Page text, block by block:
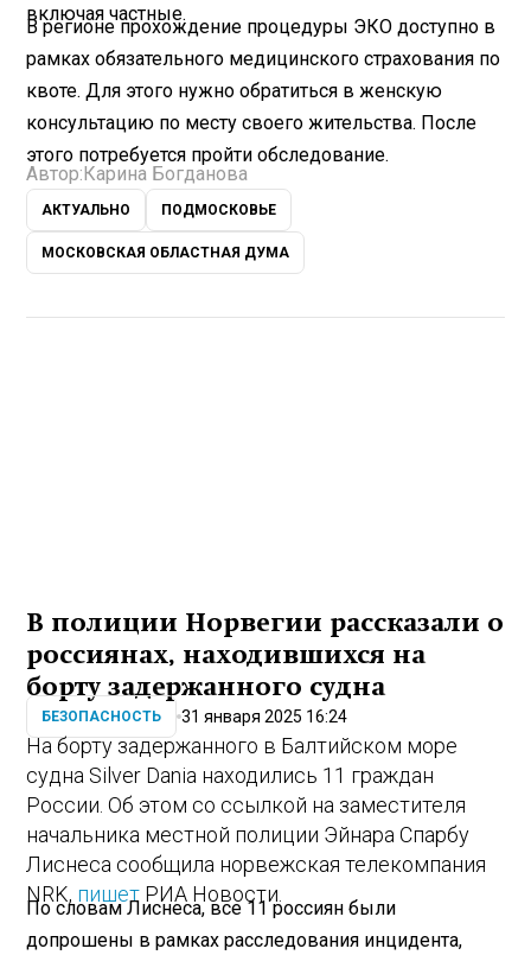
включая частные.
В регионе прохождение процедуры ЭКО доступно в
рамках обязательного медицинского страхования по
квоте. Для этого нужно обратиться в женскую
консультацию по месту своего жительства. После
этого потребуется пройти обследование.
Автор: Карина Богданова
АКТУАЛЬНО ПОДМОСКОВЬЕ
МОСКОВСКАЯ ОБЛАСТНАЯ ДУМА
В полиции Норвегии рассказали о
россиянах, находившихся на
борту задержанного судна
БЕЗОПАСНОСТЬ 31 января 2025 16:24
На борту задержанного в Балтийском море
судна Silver Dania находились 11 граждан
России. Об этом со ссылкой на заместителя
начальника местной полиции Эйнара Спарбу
Лиснеса сообщила норвежская телекомпания
NRK, пишет РИА Новости.
По словам Лиснеса, все 11 россиян были
допрошены в рамках расследования инцидента,